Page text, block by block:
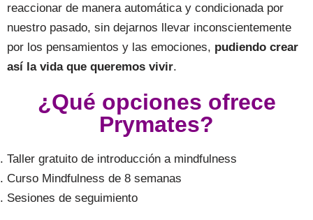
reaccionar de manera automática y condicionada por
nuestro pasado, sin dejarnos llevar inconscientemente
por los pensamientos y las emociones, pudiendo crear
así la vida que queremos vivir.
¿Qué opciones ofrece
Prymates?
Taller gratuito de introducción a mindfulness
Curso Mindfulness de 8 semanas
Sesiones de seguimiento